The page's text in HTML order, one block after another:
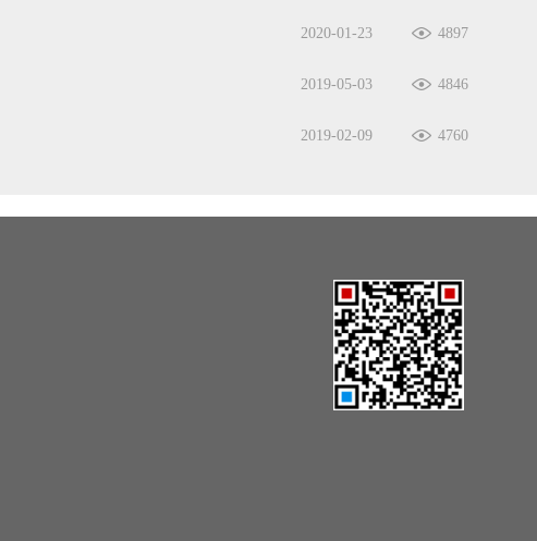
2020-01-23 4897
2019-05-03 4846
2019-02-09 4760